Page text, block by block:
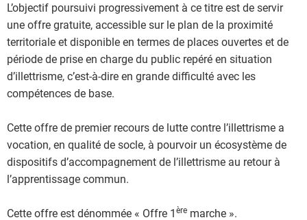
L’objectif poursuivi progressivement à ce titre est de servir
une offre gratuite, accessible sur le plan de la proximité
territoriale et disponible en termes de places ouvertes et de
période de prise en charge du public repéré en situation
d’illettrisme, c’est-à-dire en grande difficulté avec les
compétences de base.
Cette offre de premier recours de lutte contre l’illettrisme a
vocation, en qualité de socle, à pourvoir un écosystème de
dispositifs d’accompagnement de l’illettrisme au retour à
l’apprentissage commun.
Cette offre est dénommée « Offre 1 ère marche ».